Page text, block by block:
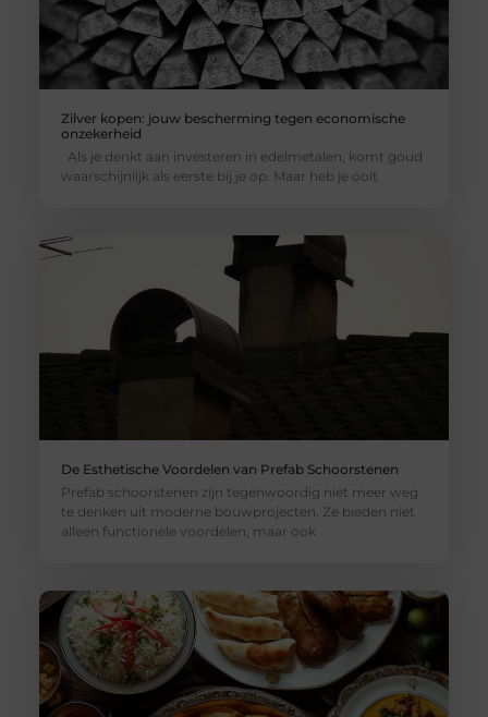
Zilver kopen: jouw bescherming tegen economische
onzekerheid
Als je denkt aan investeren in edelmetalen, komt goud
waarschijnlijk als eerste bij je op. Maar heb je ooit
De Esthetische Voordelen van Prefab Schoorstenen
Prefab schoorstenen zijn tegenwoordig niet meer weg
te denken uit moderne bouwprojecten. Ze bieden niet
alleen functionele voordelen, maar ook